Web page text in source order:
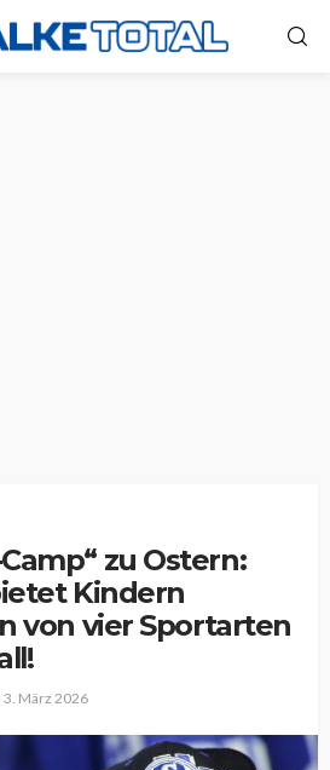
zu Ostern:
Kindern
von vier Sportarten
3. März 2026